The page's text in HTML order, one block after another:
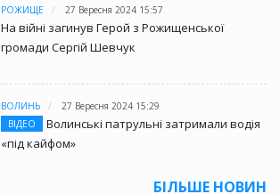
РОЖИЩЕ 27 Вересня 2024 15:57
На війні загинув Герой з Рожищенської
громади Сергій Шевчук
ВОЛИНЬ
27 Вересня 2024 15:29
ВІДЕО
Волинські патрульні затримали водія
«під кайфом»
БІЛЬШЕ НОВИН